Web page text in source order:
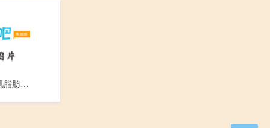
肝血管平滑肌脂肪瘤_Gan Xue Guan Ping Hua Ji Zhi Fang Liu